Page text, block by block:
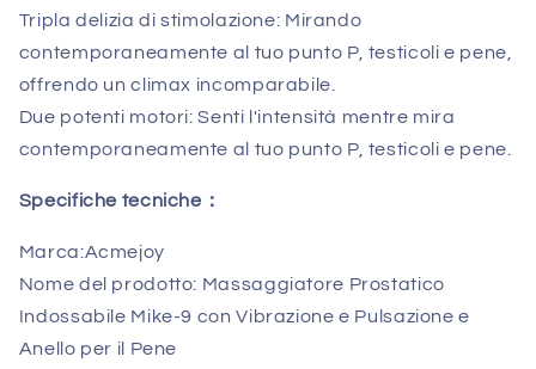
Tripla delizia di stimolazione: Mirando
contemporaneamente al tuo punto P, testicoli e pene,
offrendo un climax incomparabile.
Due potenti motori: Senti l'intensità mentre mira
contemporaneamente al tuo punto P, testicoli e pene.
Specifiche tecniche：
Marca:Acmejoy
Nome del prodotto: Massaggiatore Prostatico
Indossabile Mike-9 con Vibrazione e Pulsazione e
Anello per il Pene